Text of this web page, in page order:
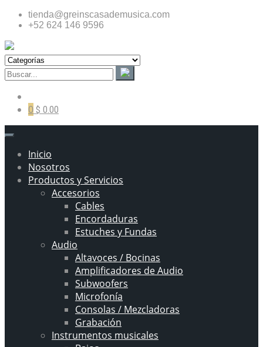
tienda@greinscasademusica.com
+52 624 146 9596
0 $ 0.00
Inicio
Nosotros
Productos y Servicios
Accesorios
Cables
Encordaduras
Estuches y Fundas
Audio
Altavoces / Bocinas
Amplificadores de Audio
Subwoofers
Microfonía
Consolas / Mezcladoras
Grabación
Instrumentos musicales